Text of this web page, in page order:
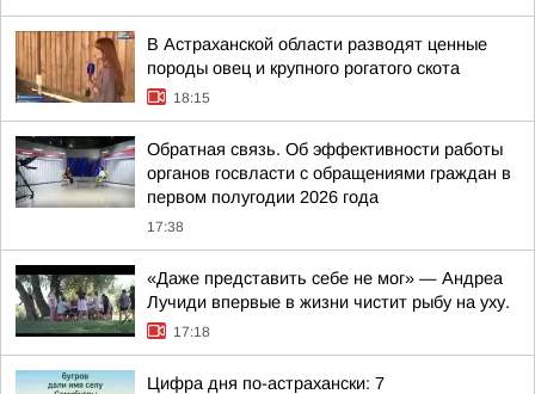
В Астраханской области разводят ценные
породы овец и крупного рогатого скота
18:15
Обратная связь. Об эффективности работы
органов госвласти с обращениями граждан в
первом полугодии 2026 года
17:38
«Даже представить себе не мог» — Андреа
Лучиди впервые в жизни чистит рыбу на уху.
17:18
Цифра дня по-астрахански: 7